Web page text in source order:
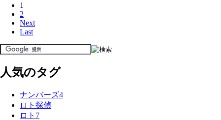
1
2
Next
Last
人気のタグ
ナンバーズ4
ロト探偵
ロト7